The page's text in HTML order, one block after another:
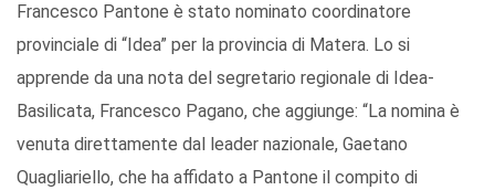
Francesco Pantone è stato nominato coordinatore
provinciale di “Idea” per la provincia di Matera. Lo si
apprende da una nota del segretario regionale di Idea-
Basilicata, Francesco Pagano, che aggiunge: “La nomina è
venuta direttamente dal leader nazionale, Gaetano
Quagliariello, che ha affidato a Pantone il compito di